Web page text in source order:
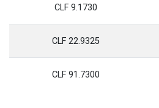
9.1730 CLF
22.9325 CLF
91.7300 CLF